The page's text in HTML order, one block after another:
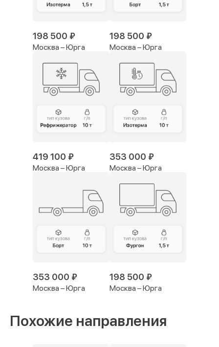
198 500 ₽
Москва – Юрга
198 500 ₽
Москва – Юрга
419 100 ₽
Москва – Юрга
353 000 ₽
Москва – Юрга
353 000 ₽
Москва – Юрга
198 500 ₽
Москва – Юрга
Похожие направления